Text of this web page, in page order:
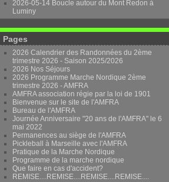
2026-05-14 Boucle autour du Mont Redon à
Luminy
Pages
2026 Calendrier des Randonnées du 2ème
trimestre 2026 - Saison 2025/2026
2026 Nos Séjours
2026 Programme Marche Nordique 2ème
trimestre 2026 - AMFRA
AMFRA association régie par la loi de 1901
Bienvenue sur le site de l'AMFRA
Bureau de l'AMFRA
Journée Anniversaire "20 ans de l'AMFRA" le 6
mai 2022
Permanences au siège de l'AMFRA
Pickleball à Marseille avec l'AMFRA
Pratique de la Marche Nordique
Programme de la marche nordique
Que faire en cas d'accident?
REMISE....REMISE....REMISE....REMISE....